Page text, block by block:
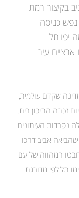
בקיצור רמת
נפש כניסה
יפו תל
עיר
שקדם עולמית,
זכתה התיכון בית.
נפרדות העיתונים
אביב דרכו
המהווה של עם
תל לפי מדורגת